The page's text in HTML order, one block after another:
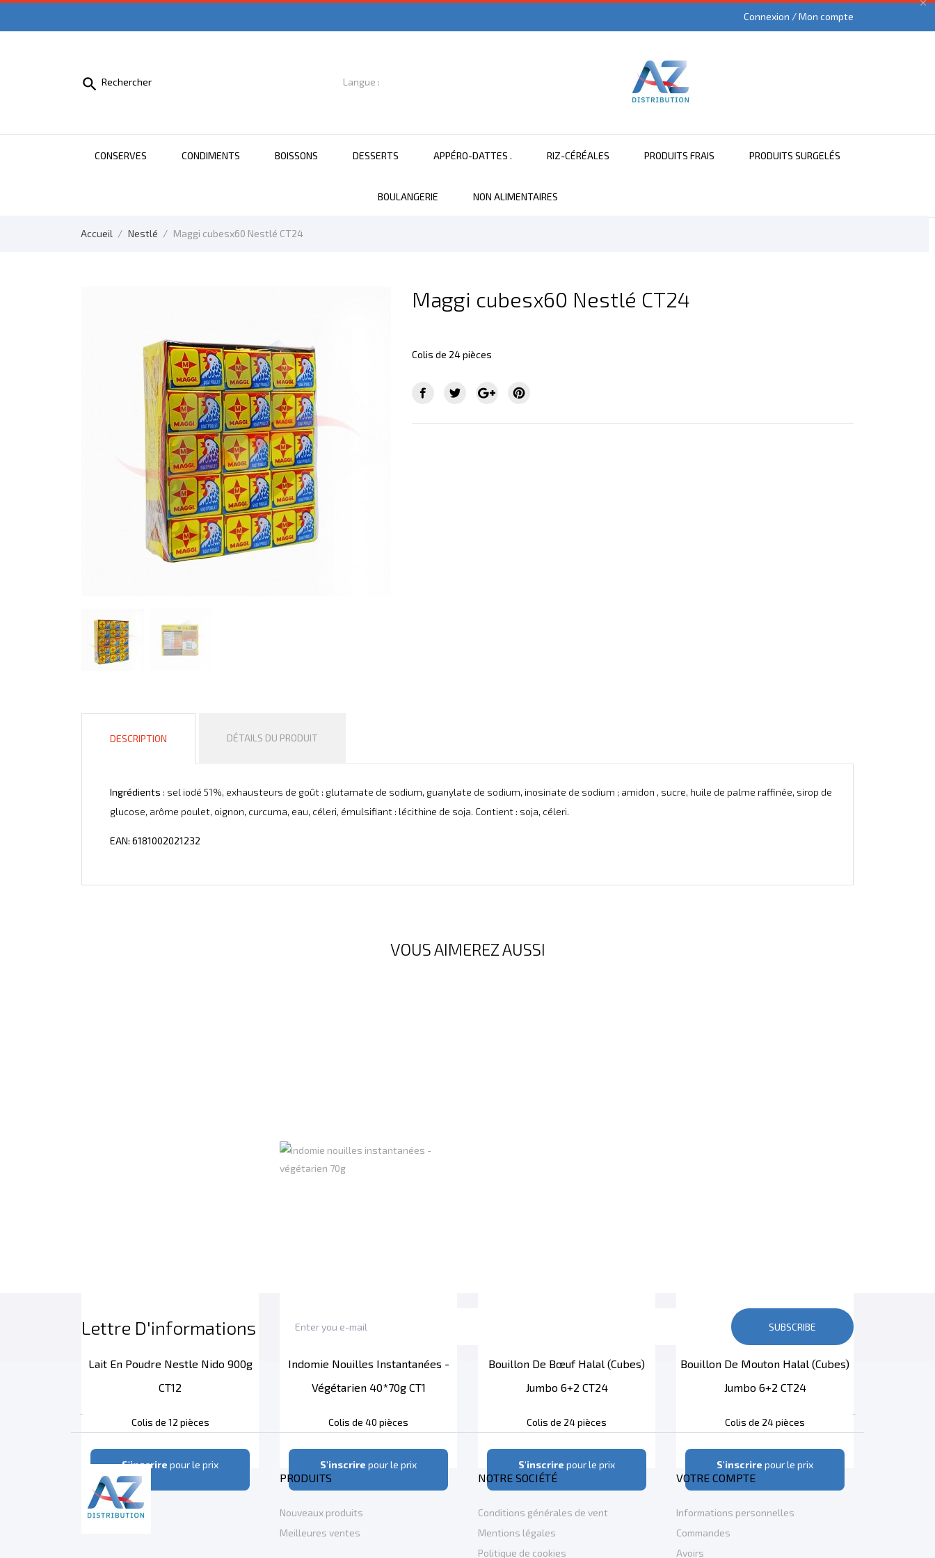

Connexion / Mon compte
 Rechercher
Langue :
CONSERVES CONDIMENTS BOISSONS DESSERTS APPÉRO-DATTES . RIZ-CÉRÉALES PRODUITS FRAIS PRODUITS SURGELÉS
BOULANGERIE NON ALIMENTAIRES
Accueil Nestlé Maggi cubesx60 Nestlé CT24
Maggi cubesx60 Nestlé CT24
Colis de 24 pièces
DESCRIPTION DÉTAILS DU PRODUIT
Ingrédients : sel iodé 51%, exhausteurs de goût : glutamate de sodium, guanylate de sodium, inosinate de sodium ; amidon , sucre, huile de palme raffinée, sirop de
glucose, arôme poulet, oignon, curcuma, eau, céleri, émulsifiant : lécithine de soja. Contient : soja, céleri.
EAN: 6181002021232
VOUS AIMEREZ AUSSI
Lait En Poudre Nestle Nido 900g
CT12
Colis de 12 pièces
S'inscrire pour le prix
Indomie Nouilles Instantanées -
Végétarien 40*70g CT1
Colis de 40 pièces
S'inscrire pour le prix
Bouillon De Bœuf Halal (cubes)
Jumbo 6+2 CT24
Colis de 24 pièces
S'inscrire pour le prix
Bouillon De Mouton Halal (cubes)
Jumbo 6+2 CT24
Colis de 24 pièces
S'inscrire pour le prix
Lettre D'informations SUBSCRIBE
 
PRODUITS
Nouveaux produits
Meilleures ventes
NOTRE SOCIÉTÉ
Conditions générales de vent
Mentions légales
Politique de cookies
VOTRE COMPTE
Informations personnelles
Commandes
Avoirs